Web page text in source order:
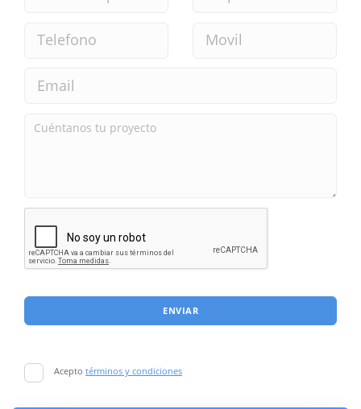
ENVIAR
Acepto términos y condiciones